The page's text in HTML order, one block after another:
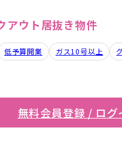
アウト居抜き物件
低予算開業 ガス10号以上
無料会員登録 / ログ